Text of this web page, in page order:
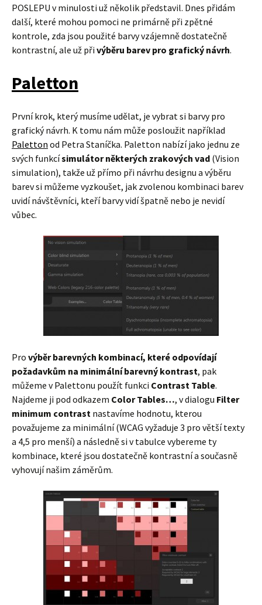
POSLEPU v minulosti už několik představil. Dnes přidám
další, které mohou pomoci ne primárně při zpětné
kontrole, zda jsou použité barvy vzájemně dostatečně
kontrastní, ale už při výběru barev pro grafický návrh.
Paletton
První krok, který musíme udělat, je vybrat si barvy pro
grafický návrh. K tomu nám může posloužit například
Paletton od Petra Staníčka. Paletton nabízí jako jednu ze
svých funkcísimulátor některých zrakových vad (Vision
simulation), takže už přímo při návrhu designu a výběru
barev si můžeme vyzkoušet, jak zvolenou kombinaci barev
uvidí návštěvníci, kteří barvy vidí špatně nebo je nevidí
vůbec.
Pro výběr barevných kombinací, které odpovídají
požadavkům na minimální barevný kontrast, pak
můžeme v Palettonu použít funkci Contrast Table.
Najdeme ji pod odkazem Color Tables…, v dialogu Filter
minimum contrast nastavíme hodnotu, kterou
považujeme za minimální (WCAG vyžaduje 3 pro větší texty
a 4,5 pro menší) a následně si v tabulce vybereme ty
kombinace, které jsou dostatečně kontrastní a současně
vyhovují našim záměrům.